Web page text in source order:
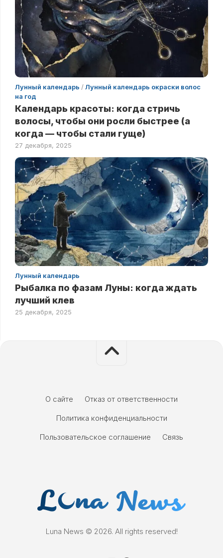
Лунный календарь /Лунный календарь окраски волос
на год
Календарь красоты: когда стричь
волосы, чтобы они росли быстрее (а
когда — чтобы стали гуще)
27 декабря, 2025
Лунный календарь
Рыбалка по фазам Луны: когда ждать
лучший клев
25 декабря, 2025
О сайте
Отказ от ответственности
Политика конфиденциальности
Пользовательское соглашение
Связь
Luna News © 2026. All rights reserved!